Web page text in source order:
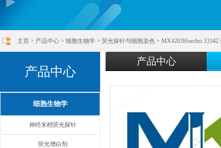
主页 > 产品中心 > 细胞生物学 > 荧光探针与细胞染色 > MX4203Hoechst
产品中心
细胞生物学
神经末梢荧光探针
荧光增白剂
产品中心